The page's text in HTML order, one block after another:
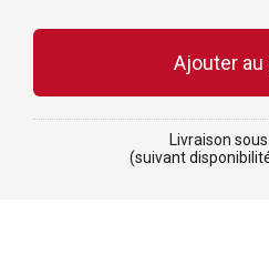
Livraison
(suivant